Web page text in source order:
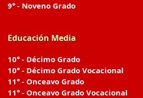
9° - Noveno Grado
Educación Media
10° - Décimo Grado
10° - Décimo Grado Vocacional
11° - Onceavo Grado
11° - Onceavo Grado Vocacional